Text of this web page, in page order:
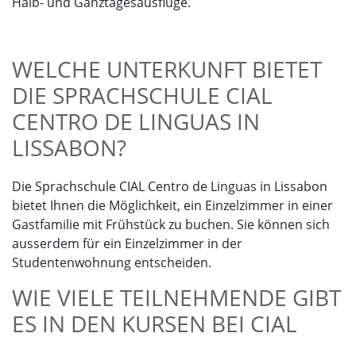
WELCHE UNTERKUNFT BIETET
DIE SPRACHSCHULE CIAL
CENTRO DE LINGUAS IN
LISSABON?
Die Sprachschule CIAL Centro de Linguas in Lissabon
bietet Ihnen die Möglichkeit, ein Einzelzimmer in einer
Gastfamilie mit Frühstück zu buchen. Sie können sich
ausserdem für ein Einzelzimmer in der
Studentenwohnung entscheiden.
WIE VIELE TEILNEHMENDE GIBT
ES IN DEN KURSEN BEI CIAL